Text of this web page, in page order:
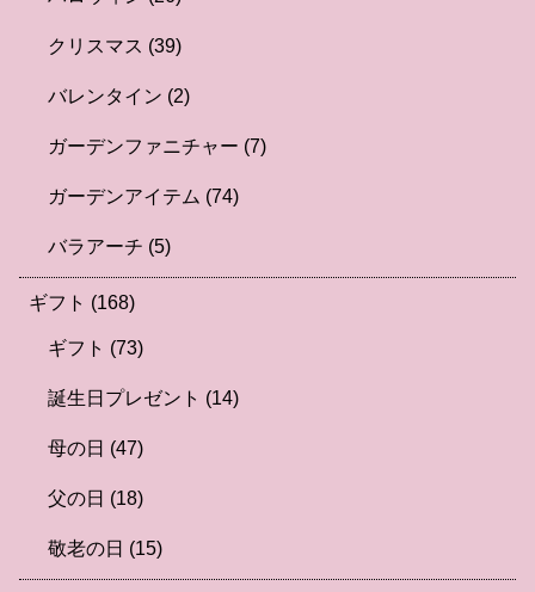
クリスマス (39)
バレンタイン (2)
ガーデンファニチャー (7)
ガーデンアイテム (74)
バラアーチ (5)
ギフト (168)
ギフト (73)
誕生日プレゼント (14)
母の日 (47)
父の日 (18)
敬老の日 (15)